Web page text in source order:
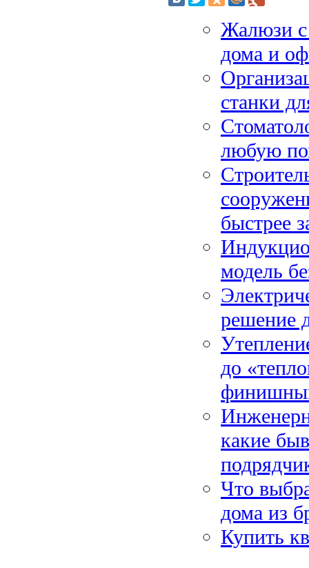
Жалюзи с
дома и
станки
любую
быстрее
модель
решение
до
какие
Что
дома из
Купить